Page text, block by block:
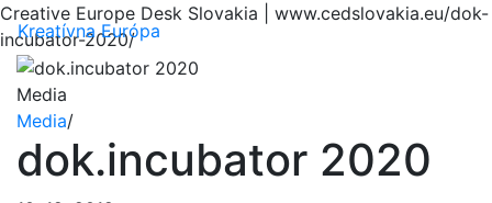
Creative Europe Desk Slovakia | www.cedslovakia.eu/dok-
incubator-2020/
Kreatívna Európa Menu
Media
Media/
dok.incubator 2020